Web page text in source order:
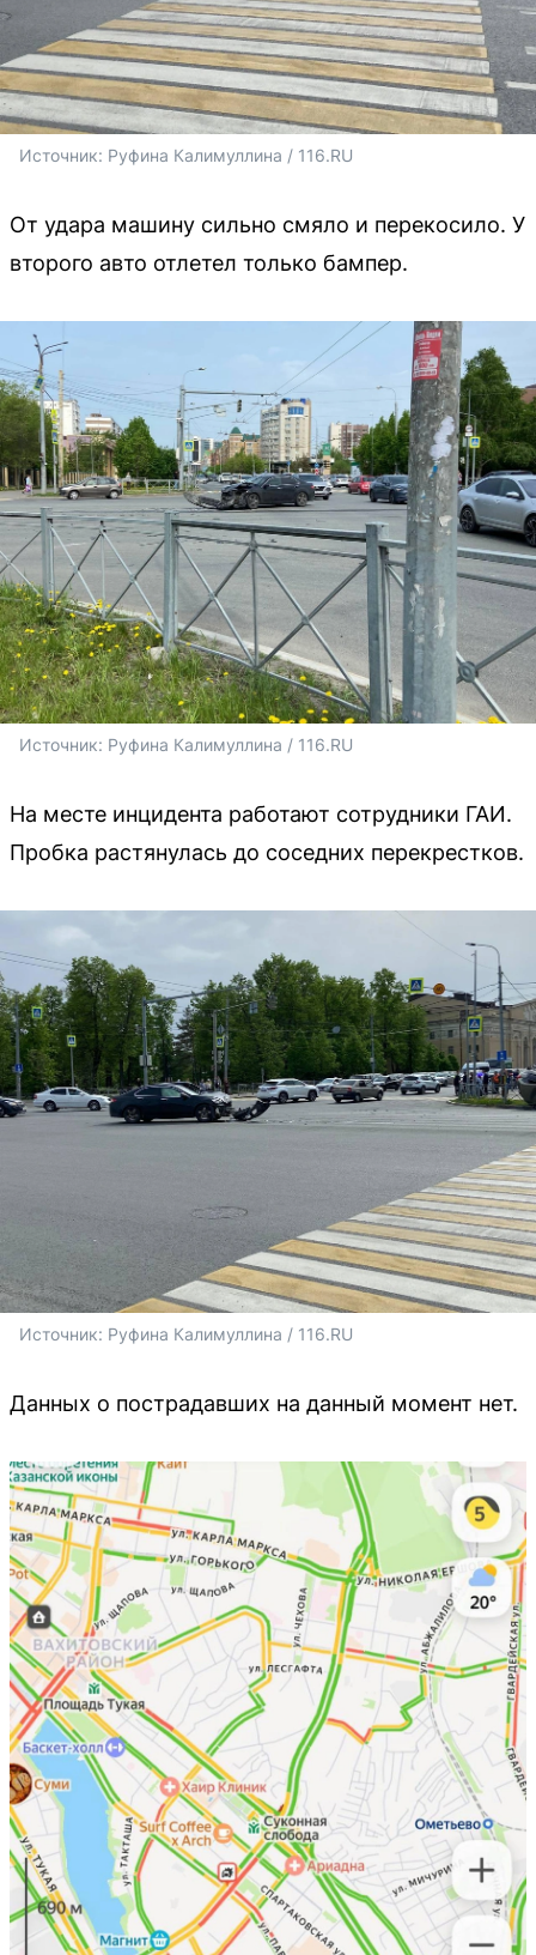
Источник: Руфина Калимуллина / 116.RU
От удара машину сильно смяло и перекосило. У
второго авто отлетел только бампер.
Источник: Руфина Калимуллина / 116.RU
На месте инцидента работают сотрудники ГАИ.
Пробка растянулась до соседних перекрестков.
Источник: Руфина Калимуллина / 116.RU
Данных о пострадавших на данный момент нет.